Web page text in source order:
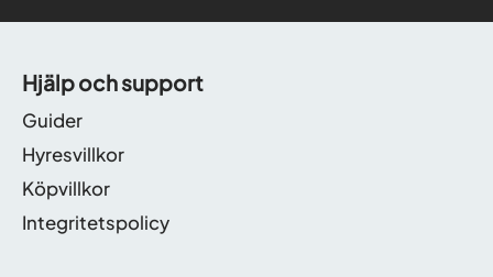
Hjälp och support
Guider
Hyresvillkor
Köpvillkor
Integritetspolicy